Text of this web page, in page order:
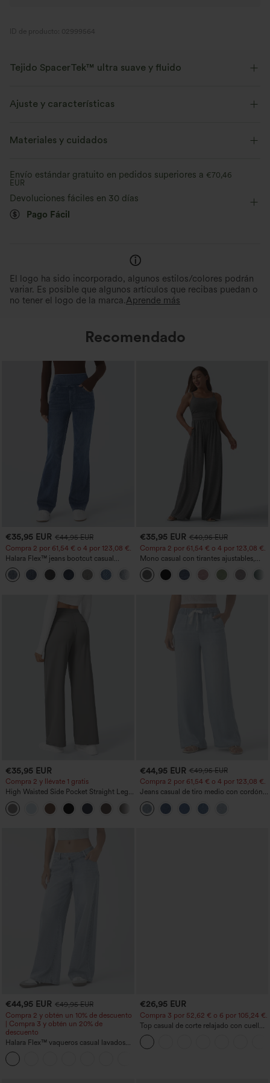
ID de producto: 02999564
Tejido SpacerTek™ ultra suave y fluido
suave y vaporoso te hará sentir como si estuvieras en una nube.
Ajuste y características
Cintura plana Fácil de poner
Elástico en 2 direcciones
Materiales y cuidados
Envío estándar gratuito en pedidos superiores a €70,46
EUR
Devoluciones fáciles en 30 días
Pago Fácil
El logo ha sido incorporado, algunos estilos/colores podrán
variar. Es posible que algunos artículos que recibas puedan o
no tener el logo de la marca.Aprende más
Recomendado
€35,95 EUR €44,95 EUR
Compra 2 por 61,54 € o 4 por 123,08 €.
Halara Flex™ jeans bootcut casual
lavados, de talle alto y con bolsillos
+5
€35,95 EUR €40,95 EUR
Compra 2 por 61,54 € o 4 por 123,08 €.
Mono casual con tirantes ajustables,
fruncidos, pierna ancha, tejido jaspeado
y bolsillos - Easy Peezy
€35,95 EUR
Compra 2 y llévate 1 gratis
High Waisted Side Pocket Straight Leg
Work Pants
+23
€44,95 EUR €49,95 EUR
Compra 2 por 61,54 € o 4 por 123,08 €.
Jeans casual de tiro medio con cordón y
bolsillos
€44,95 EUR €49,95 EUR
Compra 2 y obtén un 10% de descuento
| Compra 3 y obtén un 20% de
descuento
Halara Flex™ vaqueros casual lavados
asimétricos de tiro bajo con bolsillos
con cremallera, corte baggy y pierna
ancha
€26,95 EUR
Compra 3 por 52,62 € o 6 por 105,24 €.
Top casual de corte relajado con cuello
redondo y mangas murciélago.